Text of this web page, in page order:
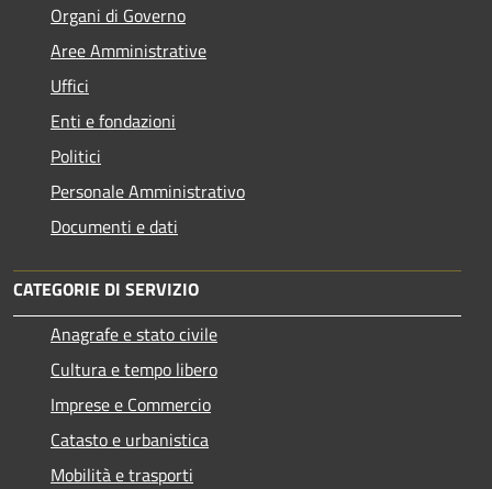
Organi di Governo
Aree Amministrative
Uffici
Enti e fondazioni
Politici
Personale Amministrativo
Documenti e dati
CATEGORIE DI SERVIZIO
Anagrafe e stato civile
Cultura e tempo libero
Imprese e Commercio
Catasto e urbanistica
Mobilità e trasporti